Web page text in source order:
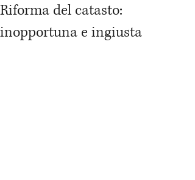
Riforma del catasto:
inopportuna e ingiusta